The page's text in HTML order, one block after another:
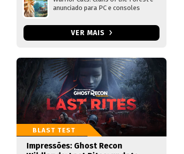
anunciado para PC e consoles
VER MAIS
BLAST TEST
Impressões: Ghost Recon